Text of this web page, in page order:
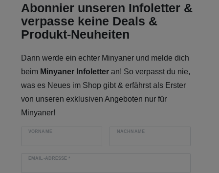
Abonnier unseren Infoletter &
verpasse keine Deals &
Produkt-Neuheiten
Dann werde ein echter Minyaner und melde dich
beim Minyaner Infoletter an! So verpasst du nie,
was es Neues im Shop gibt & erfährst als Erster
von unseren exklusiven Angeboten nur für
Minyaner!
VORNAME NACHNAME
EMAIL-ADRESSE*